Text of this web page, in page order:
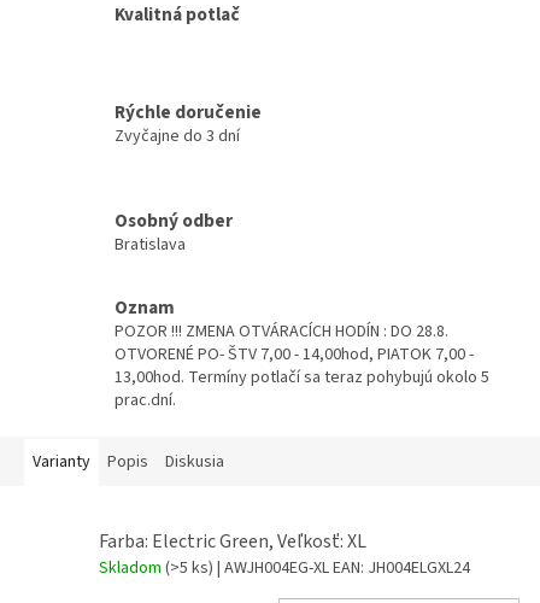
Kvalitná potlač
Rýchle doručenie
Zvyčajne do 3 dní
Osobný odber
Bratislava
Oznam
POZOR !!! ZMENA OTVÁRACÍCH HODÍN : DO 28.8.
OTVORENÉ PO- ŠTV 7,00 - 14,00hod, PIATOK 7,00 -
13,00hod. Termíny potlačí sa teraz pohybujú okolo 5
prac.dní.
Varianty Popis Diskusia
Farba: Electric Green, Veľkosť: XL
Skladom (>5 ks) | AWJH004EG-XLEAN: JH004ELGXL24